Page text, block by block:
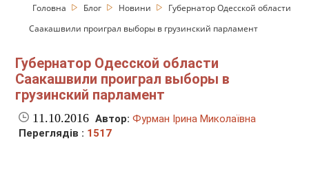
Головна Блог Новини
Губернатор Одесской области
Саакашвили проиграл выборы в грузинский парламент
Губернатор Одесской области
Саакашвили проиграл выборы в
грузинский парламент
11.10.2016 Автор: Фурман Ірина Миколаївна
Переглядів : 1517